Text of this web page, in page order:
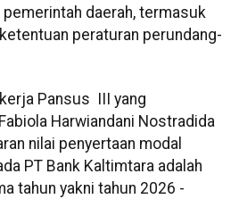
daerah, termasuk
peraturan perundang-
Pansus III yang
Harwiandani Nostradida
nilai penyertaan modal
PT Bank Kaltimtara adalah
tahun yakni tahun 2026 -